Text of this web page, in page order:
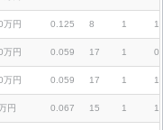
万円 0.125 8 1 1
万円 0.059 17 1 0
万円 0.059 17 1 1
円 0.067 15 1 1